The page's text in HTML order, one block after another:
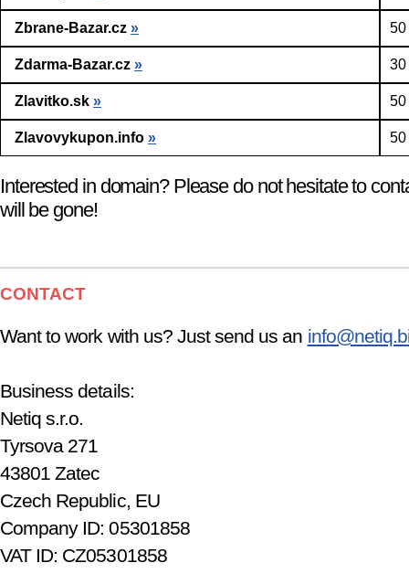
Zbrane-Bazar.cz » 50
Zdarma-Bazar.cz » 30
Zlavitko.sk » 50
Zlavovykupon.info » 50
Interested in domain? Please do not hesitate to
will be gone!
CONTACT
Want to work with us? Just send us an
Business details:
Netiq s.r.o.
Tyrsova 271
43801 Zatec
Czech Republic, EU
Company ID: 05301858
VAT ID: CZ05301858